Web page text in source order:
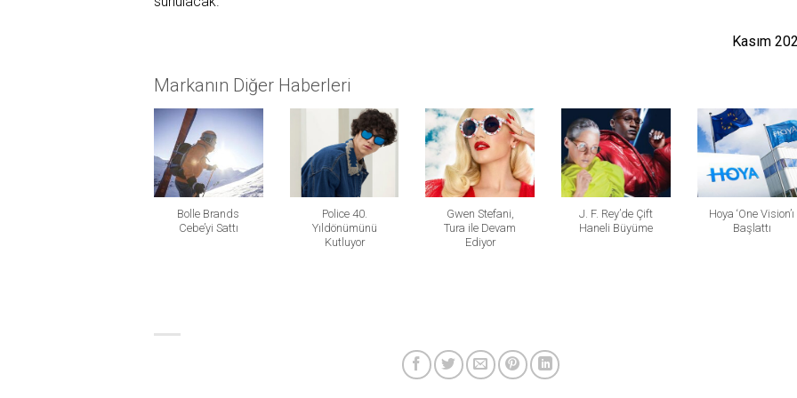
Kasım
Markanın Diğer Haberleri
Bolle Brands
Cebe’yi Sattı
Police 40.
Yıldönümünü
Kutluyor
Gwen Stefani,
Tura ile Devam
Ediyor
J. F. Rey’de Çift
Haneli Büyüme
Hoya ‘One Vision’ı
Başlattı